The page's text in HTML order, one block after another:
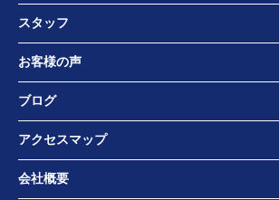
スタッフ
お客様の声
ブログ
アクセスマップ
会社概要